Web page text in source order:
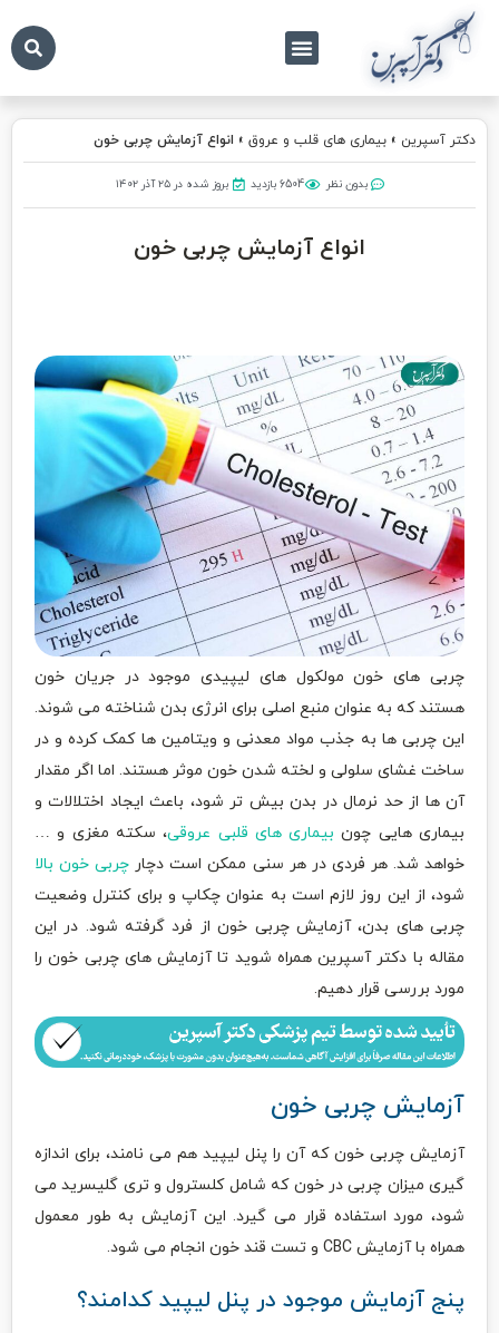
دکتر آسپرین » بیماری های قلب و عروق » انواع آزمایش چربی خون
بدون نظر 6504 بازدید بروز شده در ۲۵ آذر ۱۴۰۲
انواع آزمایش چربی خون
چربی های خون مولکول های لیپیدی موجود در جریان خون
هستند که به عنوان منبع اصلی برای انرژی بدن شناخته می شوند.
این چربی ها به جذب مواد معدنی و ویتامین ها کمک کرده و در
ساخت غشای سلولی و لخته شدن خون موثر هستند. اما اگر مقدار
آن ها از حد نرمال در بدن بیش تر شود، باعث ایجاد اختلالات و
بیماری هایی چون بیماری های قلبی عروقی، سکته مغزی و …
خواهد شد. هر فردی در هر سنی ممکن است دچار چربی خون بالا
شود، از این روز لازم است به عنوان چکاپ و برای کنترل وضعیت
چربی های بدن، آزمایش چربی خون از فرد گرفته شود. در این
مقاله با دکتر آسپرین همراه شوید تا آزمایش های چربی خون را
مورد بررسی قرار دهیم.
آزمایش چربی خون
آزمایش چربی خون که آن را پنل لیپید هم می نامند، برای اندازه
گیری میزان چربی در خون که شامل کلسترول و تری گلیسرید می
شود، مورد استفاده قرار می گیرد. این آزمایش به طور معمول
همراه با آزمایش CBC و تست قند خون انجام می شود.
پنج آزمایش موجود در پنل لیپید کدامند؟